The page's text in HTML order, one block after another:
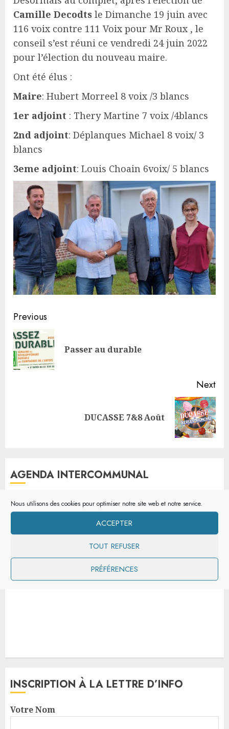
Nous utilisons des cookies pour optimiser notre site web et notre service.
ACCEPTER
TOUT REFUSER
PRÉFÉRENCES
Camille Decodts le Dimanche 19 juin avec
116 voix contre 111 Voix pour Mr Roux , le
conseil s’est réuni ce vendredi 24 juin 2022
pour l’élection du nouveau maire.
Ont été élus :
Maire: Hubert Morreel 8 voix /3 blancs
1er adjoint : Thery Martine 7 voix /4blancs
2nd adjoint: Déplanques Michael 8 voix/ 3
blancs
3eme adjoint: Louis Choain 6voix/ 5 blancs
Continue
Reading
Previous
Passer au durable
Next
DUCASSE 7&8 Août
AGENDA INTERCOMMUNAL
INSCRIPTION À LA LETTRE D’INFO
Votre Nom